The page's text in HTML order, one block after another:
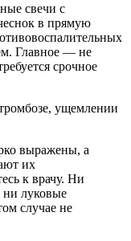
свечи с
в прямую
Главное — не
срочное
ущемлении
выражены, а
их
к врачу. Ни
ни луковые
случае не